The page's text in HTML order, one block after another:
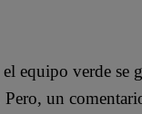
equipo verde se
un